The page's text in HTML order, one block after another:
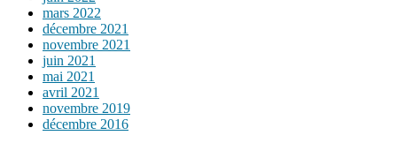
mars 2022
décembre 2021
novembre 2021
juin 2021
mai 2021
avril 2021
novembre 2019
décembre 2016